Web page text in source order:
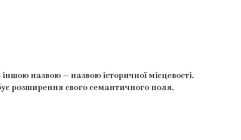
назвою — назвою історичної місцевості.
розширення свого семантичного поля.